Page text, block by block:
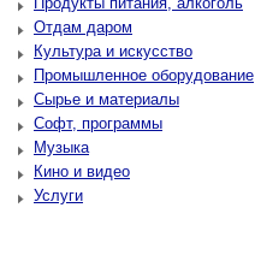
Отдам даром
Культура и искусство
Промышленное оборудование
Сырье и материалы
Софт, программы
Музыка
Кино и видео
Услуги